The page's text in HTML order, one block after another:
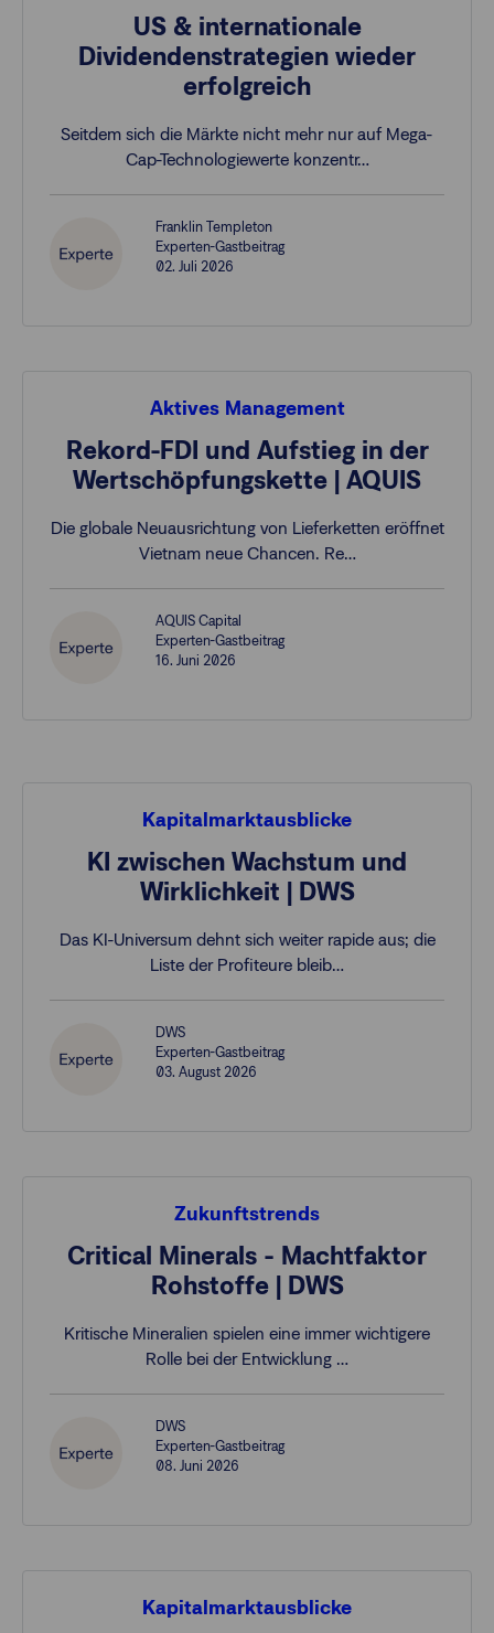
US & internationale
Dividendenstrategien wieder
erfolgreich
Seitdem sich die Märkte nicht mehr nur auf Mega-
Cap-Technologiewerte konzentr…
Franklin Templeton
Experten-Gastbeitrag
02. Juli 2026
Aktives Management
Rekord-FDI und Aufstieg in der
Wertschöpfungskette | AQUIS
Die globale Neuausrichtung von Lieferketten eröffnet
Vietnam neue Chancen. Re…
AQUIS Capital
Experten-Gastbeitrag
16. Juni 2026
Kapitalmarktausblicke
KI zwischen Wachstum und
Wirklichkeit | DWS
Das KI-Universum dehnt sich weiter rapide aus; die
Liste der Profiteure bleib…
DWS
Experten-Gastbeitrag
03. August 2026
Zukunftstrends
Critical Minerals - Machtfaktor
Rohstoffe | DWS
Kritische Mineralien spielen eine immer wichtigere
Rolle bei der Entwicklung …
DWS
Experten-Gastbeitrag
08. Juni 2026
Kapitalmarktausblicke